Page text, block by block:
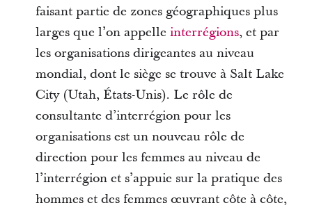
faisant partie de zones géographiques plus
larges que l’on appelle interrégions, et par
les organisations dirigeantes au niveau
mondial, dont le siège se trouve à Salt Lake
City (Utah, États-Unis). Le rôle de
consultante d’interrégion pour les
organisations est un nouveau rôle de
direction pour les femmes au niveau de
l’interrégion et s’appuie sur la pratique des
hommes et des femmes œuvrant côte à côte,